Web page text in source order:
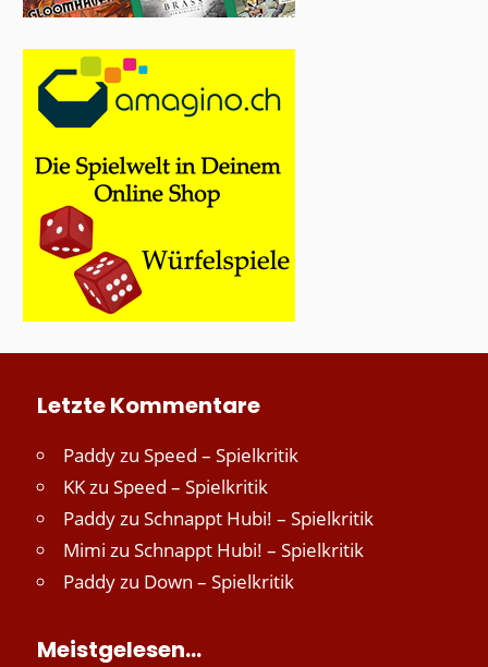
Letzte Kommentare
Paddyzu Speed – Spielkritik
KKzu Speed – Spielkritik
Paddyzu Schnappt Hubi! – Spielkritik
Mimi zu Schnappt Hubi! – Spielkritik
Paddyzu Down – Spielkritik
Meistgelesen…